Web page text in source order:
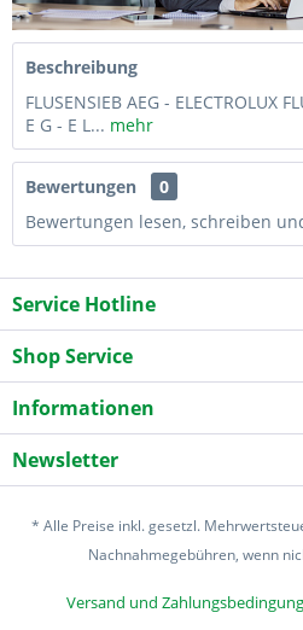
Beschreibung
FLUSENSIEB AEG - ELECTROLUX
E G - E L... mehr
Bewertungen
0
Bewertungen lesen, schreiben
Service Hotline
Shop Service
Informationen
Newsletter
* Alle Preise inkl. gesetzl.
Nachnahmegebühren, wenn
Versand und